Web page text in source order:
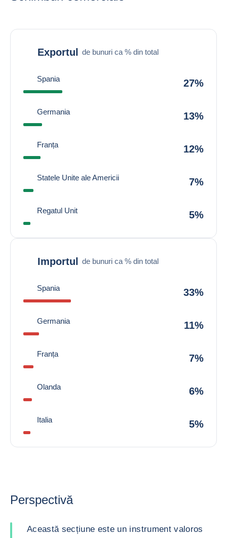
Exportul de bunuri ca % din total
Spania 27%
Germania 13%
Franța 12%
Statele Unite ale Americii 7%
Regatul Unit 5%
Importul de bunuri ca % din total
Spania 33%
Germania 11%
Franța 7%
Olanda 6%
Italia 5%
Perspectivă
Această secțiune este un instrument valoros